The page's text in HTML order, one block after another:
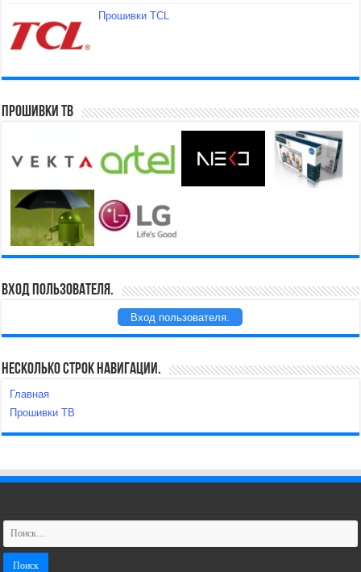
Прошивки TCL
Прошивки ТВ
Вход пользователя.
Вход пользователя.
Несколько строк навигации.
Главная
Прошивки ТВ